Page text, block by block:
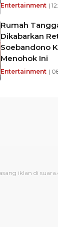
Entertainment |
Rumah
Dikabarkan
Soebandono
Menohok Ini
Entertainment |